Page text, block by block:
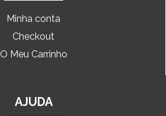
Minha conta
Checkout
O Meu Carrinho
AJUDA